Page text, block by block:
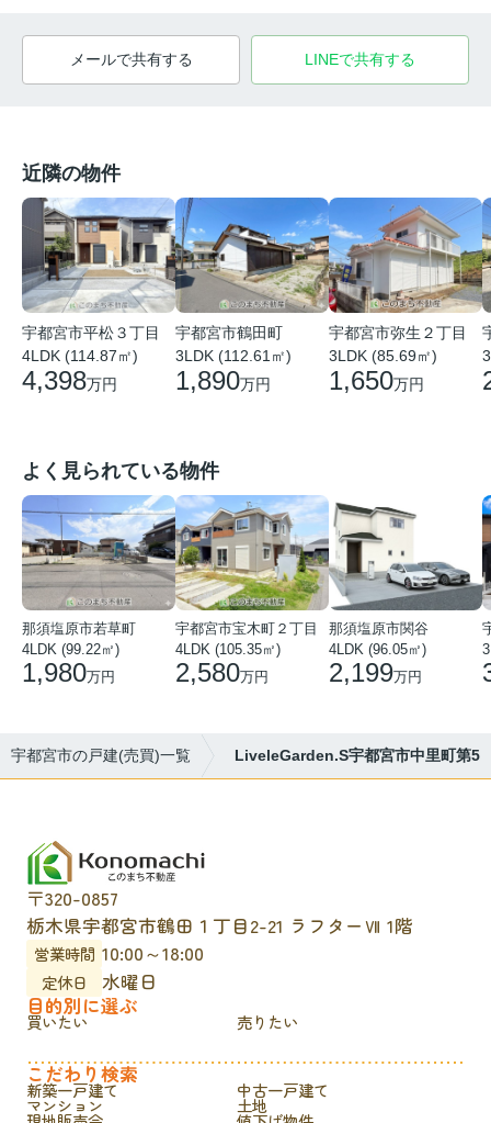
メールで共有する LINEで共有する
近隣の物件
宇都宮市平松３丁目
4LDK (114.87㎡)
4,398万円
宇都宮市鶴田町
3LDK (112.61㎡)
1,890万円
宇都宮市弥生２丁目
3LDK (85.69㎡)
1,650万円
よく見られている物件
那須塩原市若草町
4LDK (99.22㎡)
1,980万円
宇都宮市宝木町２丁目
4LDK (105.35㎡)
2,580万円
那須塩原市関谷
4LDK (96.05㎡)
2,199万円
宇都宮市の戸建(売買)一覧 LiveleGarden.S宇都宮市中里町第5
〒320-0857
栃木県宇都宮市鶴田１丁目2-21 ラフターⅦ 1階
営業時間 10:00～18:00
定休日
水曜日
目的別に選ぶ
買いたい 売りたい
こだわり検索
新築一戸建て 中古一戸建て
マンション 土地